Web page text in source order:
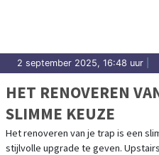
2 september 2025, 16:48 uur
HET RENOVEREN
SLIMME KEUZE
Het renoveren van je trap is een
stijlvolle upgrade te geven.